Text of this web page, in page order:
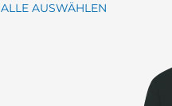
ALLE AUSWÄHLEN